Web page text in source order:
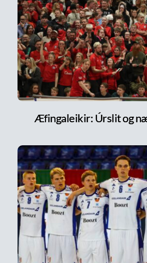
Æfingaleikir: Úrslit og